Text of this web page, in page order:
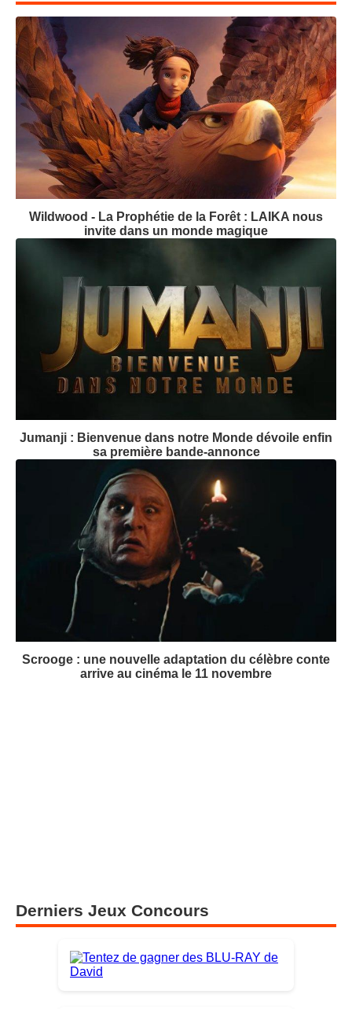
Wildwood - La Prophétie de la Forêt : LAIKA nous
invite dans un monde magique
Jumanji : Bienvenue dans notre Monde dévoile enfin
sa première bande-annonce
Scrooge : une nouvelle adaptation du célèbre conte
arrive au cinéma le 11 novembre
Derniers Jeux Concours